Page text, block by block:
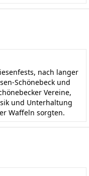
nach langer
Schönebeck und
Vereine,
und Unterhaltung
Waffeln sorgten.